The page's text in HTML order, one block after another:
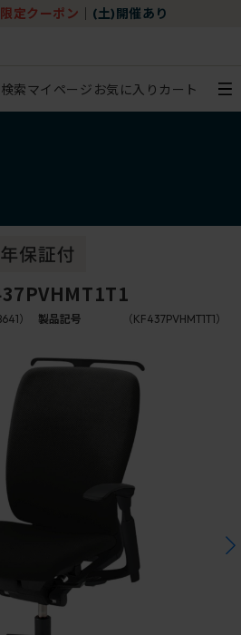
限定クーポン (土)開催あり
検索マイページ お気に入り カート
） 製品記号 （KF437PVHMT1T1）